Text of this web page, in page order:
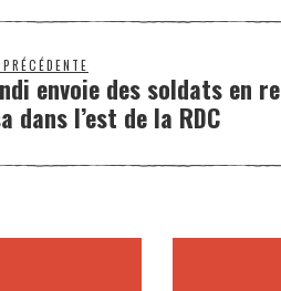
envoie des soldats en
dans l’est de la RDC